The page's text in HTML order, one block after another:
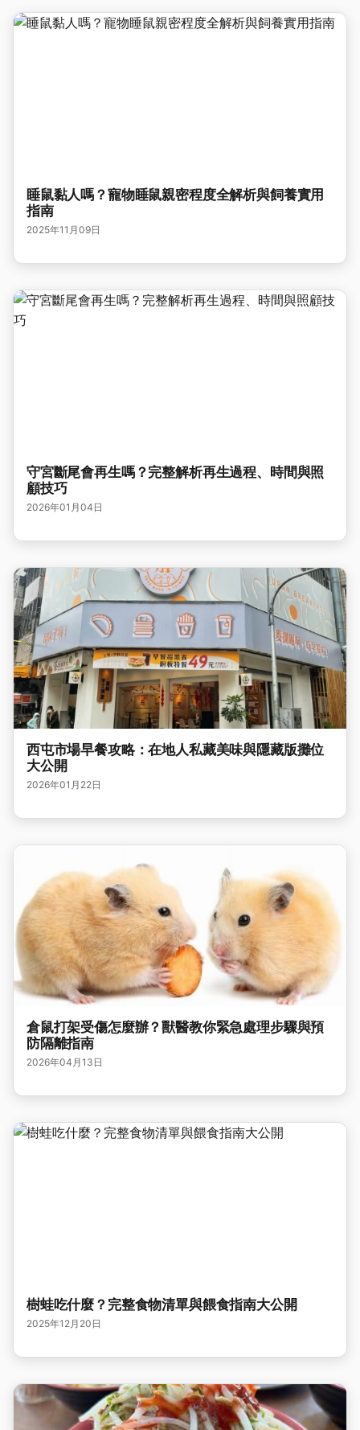
睡鼠黏人嗎？寵物睡鼠親密程度全解析與飼養實用
指南
2025年11月09日
守宮斷尾會再生嗎？完整解析再生過程、時間與照
顧技巧
2026年01月04日
西屯市場早餐攻略：在地人私藏美味與隱藏版攤位
大公開
2026年01月22日
倉鼠打架受傷怎麼辦？獸醫教你緊急處理步驟與預
防隔離指南
2026年04月13日
樹蛙吃什麼？完整食物清單與餵食指南大公開
2025年12月20日